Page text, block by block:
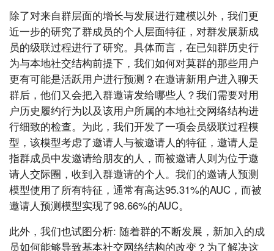
除了对来自群层面的增长与发展进行建模以外，我们更
近一步的研究了群成员的个人层面特征，对群发展新成
员的级联过程进行了研究。具体而言，在已知群历史行
为与本地社交结构前提下，我们如何对莫群的那些用户
更有可能是活跃用户进行预测？在邀请新用户进入聊天
群后，他们又会把入群邀请发给哪些人？我们需要对用
户历史履约行为以及该用户所属的本地社交网络结构进
行细致的检查。为此，我们开发了一项会员级联过程模
型，该模型考虑了邀请人与被邀请人的特征，邀请人是
指群成员中发邀请给朋友的人，而被邀请人则为位于邀
请人交际圈，收到入群邀请的个人。我们的邀请人预测
模型使用了所有特征，通常有高达95.31%的AUC，而被
邀请人预测模型实现了98.66%的AUC。
此外，我们也试图分析: 随着群的不断发展，新加入的成
员如何能够导致基本社交网络结构的改变？为了解决这